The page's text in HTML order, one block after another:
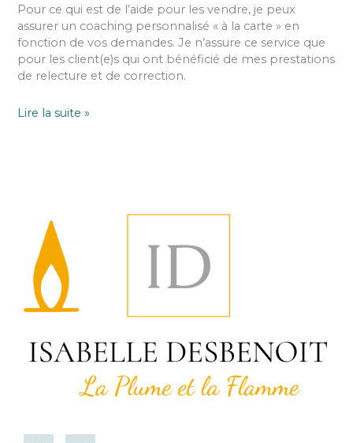
Pour ce qui est de l’aide pour les vendre, je peux
assurer un coaching personnalisé « à la carte » en
fonction de vos demandes. Je n’assure ce service que
pour les client(e)s qui ont bénéficié de mes prestations
de relecture et de correction.
Lire la suite »